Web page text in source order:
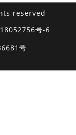
reserved
号-6
号